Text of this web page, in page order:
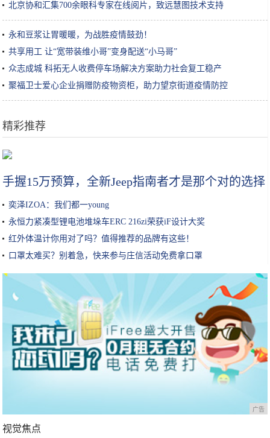
北京协和汇集700余眼科专家在线阅片，致远慧图技术支持
永和豆浆让胃暖暖，为战胜疫情鼓劲！
共享用工 让“宽带装维小哥”变身配送“小马哥”
众志成城 科拓无人收费停车场解决方案助力社会复工稳产
聚福卫士爱心企业捐赠防疫物资柜，助力望京街道疫情防控
精彩推荐
手握15万预算，全新Jeep指南者才是那个对的选择
奕泽IZOA：我们都一young
永恒力紧凑型锂电池堆垛车ERC 216zi荣获iF设计大奖
红外体温计你用对了吗？值得推荐的品牌有这些！
口罩太难买？别着急，快来参与庄信活动免费拿口罩
广告
视觉焦点